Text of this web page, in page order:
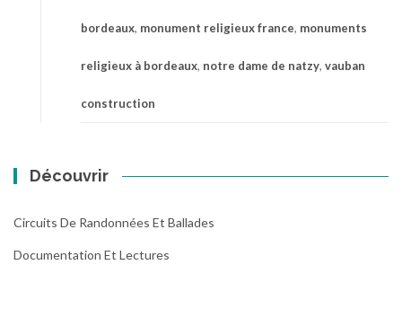
bordeaux, monument religieux france, monuments
religieux à bordeaux, notre dame de natzy, vauban
construction
Découvrir
Circuits De Randonnées Et Ballades
Documentation Et Lectures